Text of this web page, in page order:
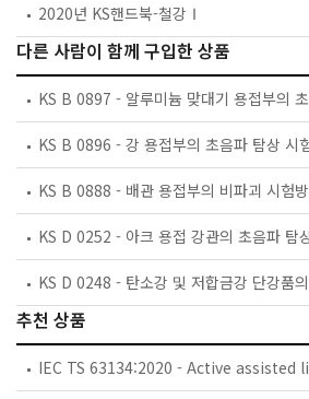
2020년 KS핸드북-철강Ⅰ
다른 사람이 함께 구입한 상품
KS B 0896 - 강 용접부의 초음파 탐상 시
KS B 0888 - 배관 용접부의 비파괴 시험
KS D 0252 - 아크 용접 강관의 초음파 탐
추천 상품